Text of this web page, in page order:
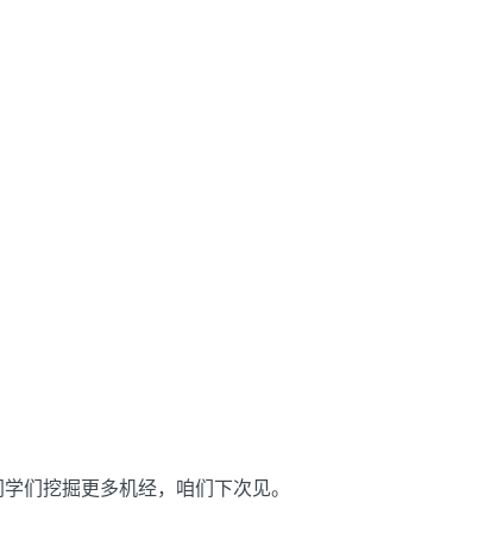
们挖掘更多机经，咱们下次见。